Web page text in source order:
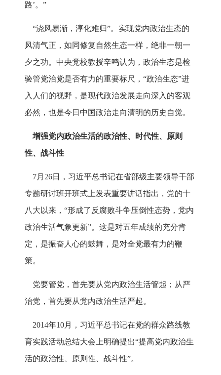
路’。”
“浇风易渐，淳化难归”。实现党内政治生态的
风清气正，如同修复自然生态一样，绝非一朝一
夕之功。中央党校教授辛鸣认为，政治生态是检
验管党治党是否有力的重要标尺，“政治生态”进
入人们的视野，是现代政治发展走向深入的客观
必然，也是今日中国政治走向清明的历史自觉。
增强党内政治生活的政治性、时代性、原则
性、战斗性
7月26日，习近平总书记在省部级主要领导干部
专题研讨班开班式上发表重要讲话指出，党的十
八大以来，“形成了反腐败斗争压倒性态势，党内
政治生活气象更新”。这是对五年成绩的充分肯
定，是振奋人心的鼓舞，是对全党最有力的鞭
策。
党要管党，首先要从党内政治生活管起；从严
治党，首先要从党内政治生活严起。
2014年10月，习近平总书记在党的群众路线教
育实践活动总结大会上明确提出“提高党内政治生
活的政治性、原则性、战斗性”。